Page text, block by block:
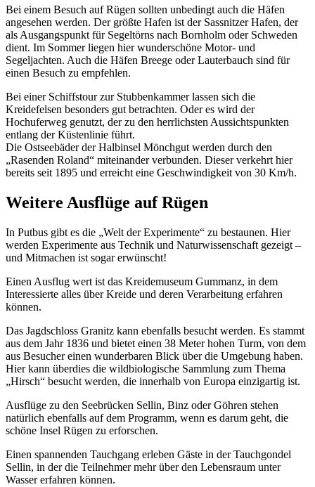
Bei einem Besuch auf Rügen sollten unbedingt auch die Häfen
angesehen werden. Der größte Hafen ist der Sassnitzer Hafen, der
als Ausgangspunkt für Segeltörns nach Bornholm oder Schweden
dient. Im Sommer liegen hier wunderschöne Motor- und
Segeljachten. Auch die Häfen Breege oder Lauterbauch sind für
einen Besuch zu empfehlen.
Bei einer Schiffstour zur Stubbenkammer lassen sich die
Kreidefelsen besonders gut betrachten. Oder es wird der
Hochuferweg genutzt, der zu den herrlichsten Aussichtspunkten
entlang der Küstenlinie führt.
Die Ostseebäder der Halbinsel Mönchgut werden durch den
„Rasenden Roland“ miteinander verbunden. Dieser verkehrt hier
bereits seit 1895 und erreicht eine Geschwindigkeit von 30 Km/h.
Weitere Ausflüge auf Rügen
In Putbus gibt es die „Welt der Experimente“ zu bestaunen. Hier
werden Experimente aus Technik und Naturwissenschaft gezeigt –
und Mitmachen ist sogar erwünscht!
Einen Ausflug wert ist das Kreidemuseum Gummanz, in dem
Interessierte alles über Kreide und deren Verarbeitung erfahren
können.
Das Jagdschloss Granitz kann ebenfalls besucht werden. Es stammt
aus dem Jahr 1836 und bietet einen 38 Meter hohen Turm, von dem
aus Besucher einen wunderbaren Blick über die Umgebung haben.
Hier kann überdies die wildbiologische Sammlung zum Thema
„Hirsch“ besucht werden, die innerhalb von Europa einzigartig ist.
Ausflüge zu den Seebrücken Sellin, Binz oder Göhren stehen
natürlich ebenfalls auf dem Programm, wenn es darum geht, die
schöne Insel Rügen zu erforschen.
Einen spannenden Tauchgang erleben Gäste in der Tauchgondel
Sellin, in der die Teilnehmer mehr über den Lebensraum unter
Wasser erfahren können.